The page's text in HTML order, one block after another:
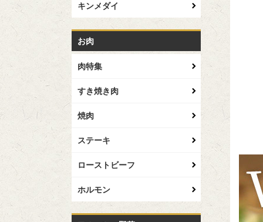
キンメダイ
お肉
肉特集
すき焼き肉
焼肉
ステーキ
ローストビーフ
ホルモン